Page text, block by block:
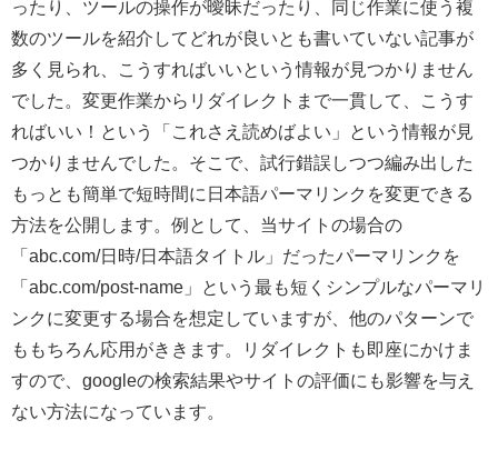
ったり、ツールの操作が曖昧だったり、同じ作業に使う複
数のツールを紹介してどれが良いとも書いていない記事が
多く見られ、こうすればいいという情報が見つかりません
でした。変更作業からリダイレクトまで一貫して、こうす
ればいい！という「これさえ読めばよい」という情報が見
つかりませんでした。そこで、試行錯誤しつつ編み出した
もっとも簡単で短時間に日本語パーマリンクを変更できる
方法を公開します。例として、当サイトの場合の
「abc.com/日時/日本語タイトル」だったパーマリンクを
「abc.com/post-name」という最も短くシンプルなパーマリ
ンクに変更する場合を想定していますが、他のパターンで
ももちろん応用がききます。リダイレクトも即座にかけま
すので、googleの検索結果やサイトの評価にも影響を与え
ない方法になっています。